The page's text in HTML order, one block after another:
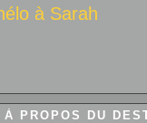
à Sarah
À PROPOS DU